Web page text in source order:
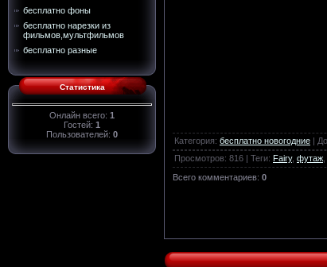
бесплатно фоны
бесплатно нарезки из
фильмов,мультфильмов
бесплатно разные
Статистика
Онлайн всего: 1
Гостей: 1
Пользователей: 0
Категория: бесплатно новогодние |
Просмотров: 816 | Теги: Fairy, футаж
Всего комментариев: 0